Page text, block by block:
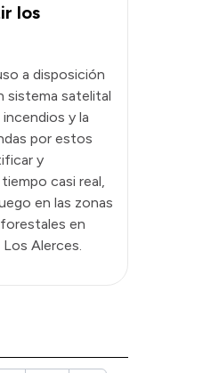
los
a disposición
sistema satelital
y la
por estos
y
casi real,
en las zonas
en
Alerces.